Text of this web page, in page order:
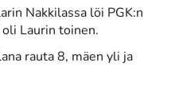
Nakkilassa löi PGK:n
Laurin toinen.
rauta 8, mäen yli ja